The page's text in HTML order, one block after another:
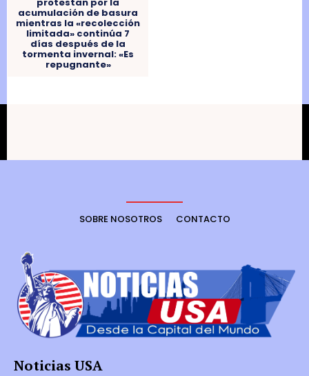
acumulación de basura
mientras la «recolección
limitada» continúa 7
días después de la
tormenta invernal: «Es
repugnante»
SOBRE NOSOTROS CONTACTO
Noticias USA